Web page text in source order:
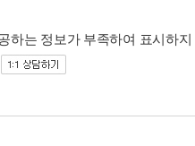
하는 정보가 부족하여 표시하